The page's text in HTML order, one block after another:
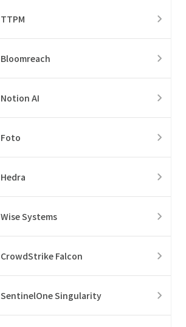
TTPM
Bloomreach
Notion AI
Foto
Hedra
Wise Systems
CrowdStrike Falcon
SentinelOne Singularity